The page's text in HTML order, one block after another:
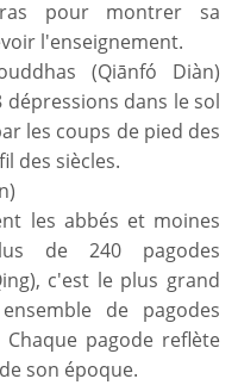
pour montrer sa
l'enseignement.
(Qiānfó Diàn)
dépressions dans le sol
les coups de pied des
des siècles.
les abbés et moines
de 240 pagodes
c'est le plus grand
de pagodes
pagode reflète
son époque.